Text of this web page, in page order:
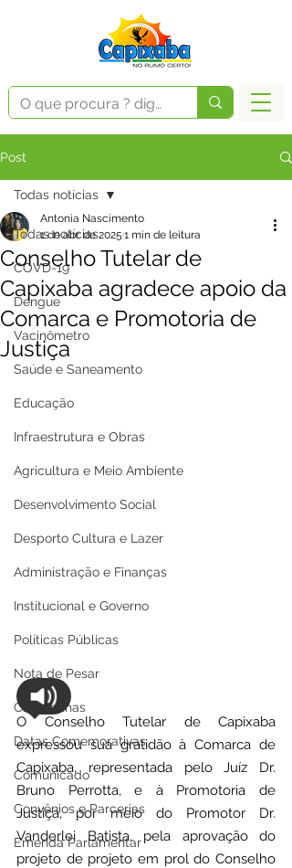
Post
Todas notícias
COVD-19
Dengue
Vacinômetro
Saúde e Saneamento
Educação
Infraestrutura e Obras
Agricultura e Meio Ambiente
Desenvolvimento Social
Desporto Cultura e Lazer
Administração e Finanças
Institucional e Governo
Políticas Públicas
Nota de Pesar
Campanhas
Datas Comemorativas
Comunicado
Convênios e Parcerias
Emenda Parlamentar
Todas notícias
Conselho Tutelar de
Capixaba agradece apoio da
Comarca e Promotoria de
Justiça
Antonia Nascimento
1 de abr. de 2025 1 min de leitura
O Conselho Tutelar de Capixaba
expressou sua gratidão à Comarca de
Capixaba, representada pelo Juíz Dr.
Bruno Perrotta, e à Promotoria de
Justiça, por meio do Promotor Dr.
Vanderlei Batista, pela aprovação do
projeto de projeto em prol do Conselho